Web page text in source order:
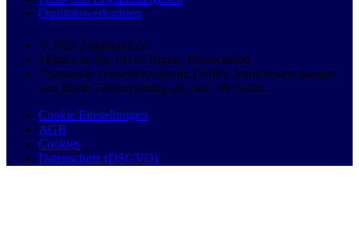
Qualitätswerkstätten
© 2026 Autobutler.de
Mühlenstr. 8a, 14167 Berlin, Deutschland
*Nationale Teilnehmer-Rufnr. (VoIP), Anrufkosten hängen
von Ihrem Telefonvertrag ab, max. 49 ct/min.
Cookie Einstellungen
AGB
Cookies
Datenschutz (DSGVO)